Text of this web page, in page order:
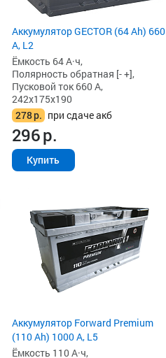
Аккумулятор GECTOR (64 Ah) 660
А, L2
Ёмкость 64 А·ч,
Полярность обратная [- +],
Пусковой ток 660 А,
242x175x190
278р. при сдаче акб
296р.
Купить
Аккумулятор Forward Premium
(110 Ah) 1000 А, L5
Ёмкость 110 А·ч,